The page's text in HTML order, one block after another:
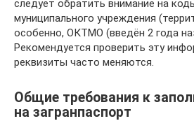
следует обратить внимание на
муниципального учреждения
особенно, ОКТМО (введён 2 года
Рекомендуется проверить эту
реквизиты часто меняются.
Общие требования к
на загранпаспорт